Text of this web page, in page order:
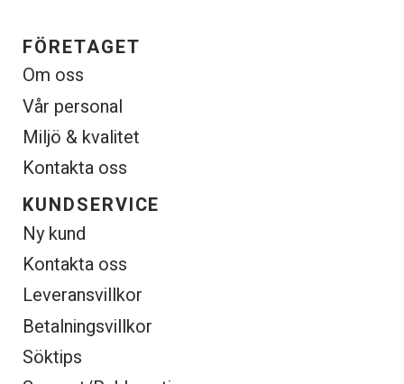
FÖRETAGET
Om oss
Vår personal
Miljö & kvalitet
Kontakta oss
KUNDSERVICE
Ny kund
Kontakta oss
Leveransvillkor
Betalningsvillkor
Söktips